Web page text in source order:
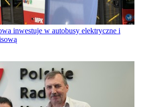
inwestuje w autobusy elektryczne i